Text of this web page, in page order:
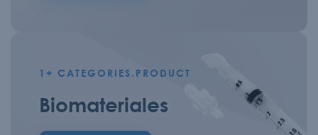
1+ CATEGORIES.PRODUCT
Biomateriales